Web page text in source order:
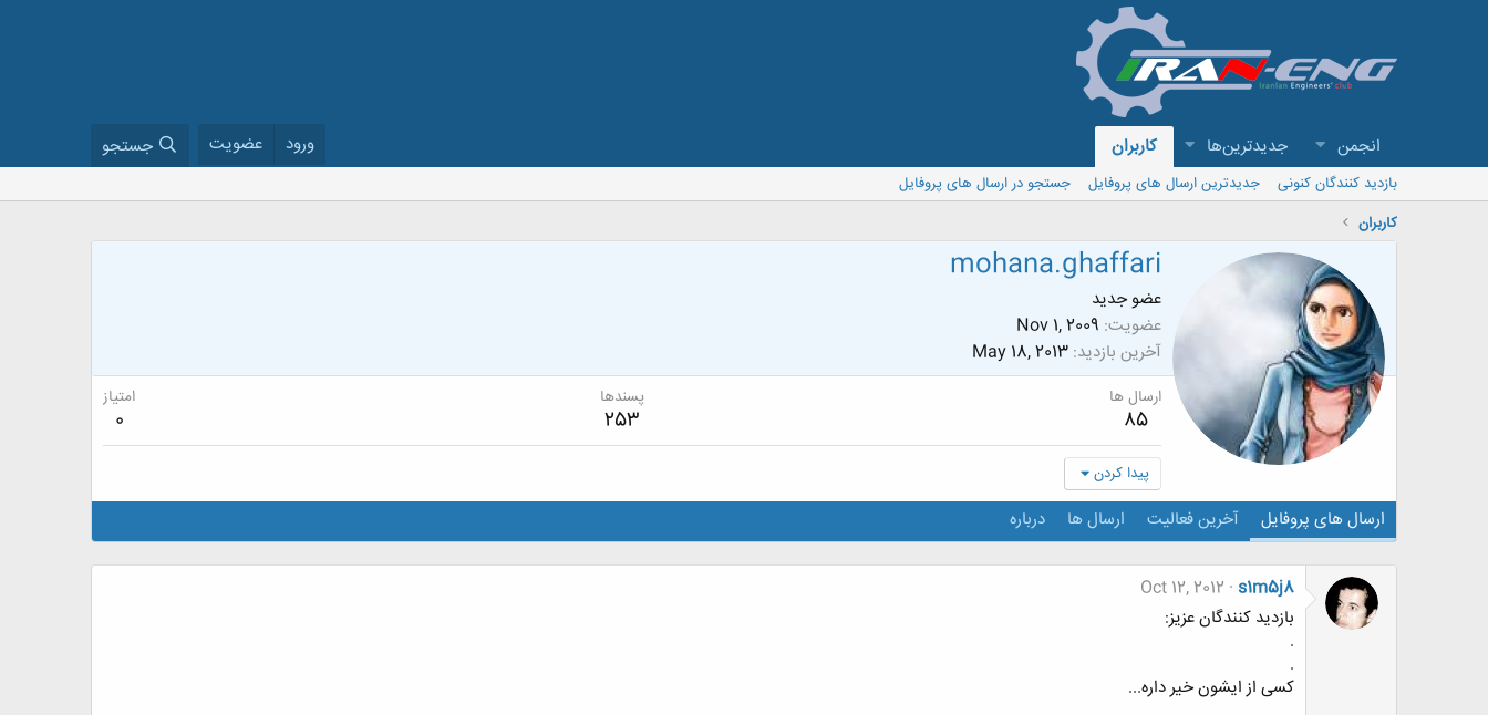
انجمن جدیدترین‌ها کاربران ورود عضویت جستجو
بازدید کنندگان کنونی جدیدترین ارسال های پروفایل
جستجو در ارسال های پروفایل
کاربران
mohana.ghaffari
عضو جدید
عضویت Nov 1, 2009
آخرین بازدید May 18, 2013
ارسال ها
85
پسندها
253
امتیاز
0
پیدا کردن
ارسال های پروفایل آخرین فعالیت ارسال ها درباره
s1m5j8
Oct 12, 2012
بازدید کنندگان عزیز:
.
.
کسی از ایشون خیر داره...